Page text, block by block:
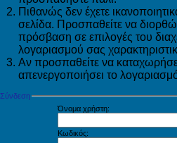
Πιθανώς δεν έχετε
σελίδα. Προσπαθείτε να
πρόσβαση σε επιλογές του
λογαριασμού σας
Αν προσπαθείτε να
απενεργοποιήσει το
Σύνδεση
Όνομα χρήστη:
Κωδικός: